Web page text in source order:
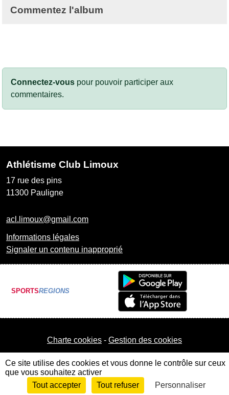
Commentez l'album
Connectez-vous pour pouvoir participer aux
commentaires.
Athlétisme Club Limoux
17 rue des pins
11300 Pauligne
acl.limoux@gmail.com
Informations légales
Signaler un contenu inapproprié
SPORTSREGIONS
Charte cookies Gestion des cookies
Envie de participer ? Connexion
Ce site utilise des cookies et vous donne le contrôle sur ceux
que vous souhaitez activer
Tout accepter
Tout refuser Personnaliser